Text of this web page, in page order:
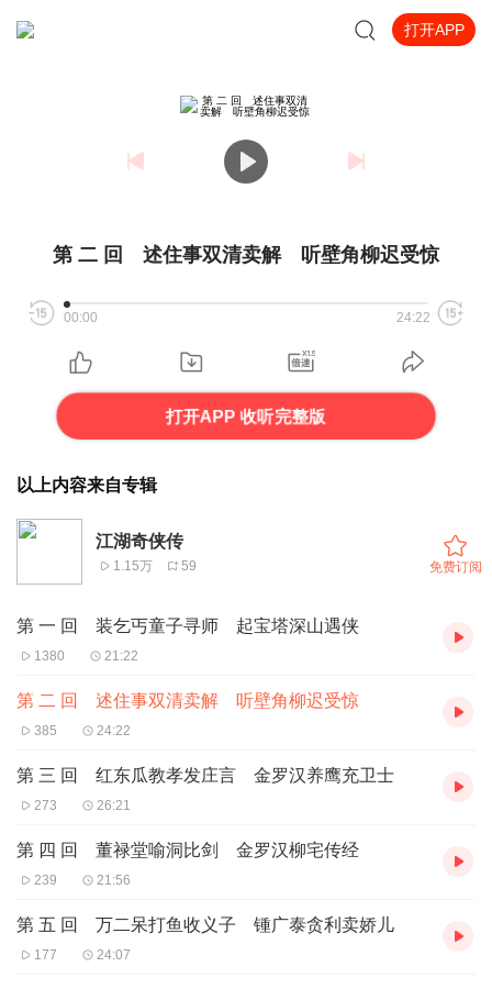
打开APP
第 二 回 述住事双清卖解 听壁角柳迟受惊
00:00 24:22
打开APP 收听完整版
以上内容来自专辑
江湖奇侠传
1.15万 59 免费订阅
第 一 回 装乞丐童子寻师 起宝塔深山遇侠
1380 21:22
第 二 回 述住事双清卖解 听壁角柳迟受惊
385 24:22
第 三 回 红东瓜教孝发庄言 金罗汉养鹰充卫士
273 26:21
第 四 回 董禄堂喻洞比剑 金罗汉柳宅传经
239 21:56
第 五 回 万二呆打鱼收义子 锺广泰贪利卖娇儿
177 24:07